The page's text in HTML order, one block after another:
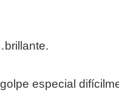
especial